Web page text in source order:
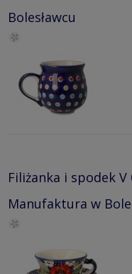
Bolesławcu
Filiżanka i spodek V
Manufaktura w